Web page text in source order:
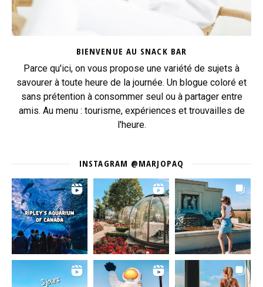
BIENVENUE AU SNACK BAR
Parce qu'ici, on vous propose une variété de sujets à
savourer à toute heure de la journée. Un blogue coloré et
sans prétention à consommer seul ou à partager entre
amis. Au menu : tourisme, expériences et trouvailles de
l'heure.
INSTAGRAM @MARJOPAQ